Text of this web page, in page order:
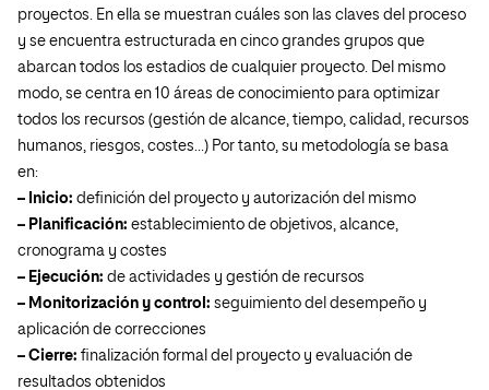
proyectos. En ella se muestran cuáles son las claves del proceso
y se encuentra estructurada en cinco grandes grupos que
abarcan todos los estadios de cualquier proyecto. Del mismo
modo, se centra en 10 áreas de conocimiento para optimizar
todos los recursos (gestión de alcance, tiempo, calidad, recursos
humanos, riesgos, costes…) Por tanto, su metodología se basa
en:
– Inicio: definición del proyecto y autorización del mismo
– Planificación: establecimiento de objetivos, alcance,
cronograma y costes
– Ejecución: de actividades y gestión de recursos
– Monitorización y control: seguimiento del desempeño y
aplicación de correcciones
– Cierre: finalización formal del proyecto y evaluación de
resultados obtenidos